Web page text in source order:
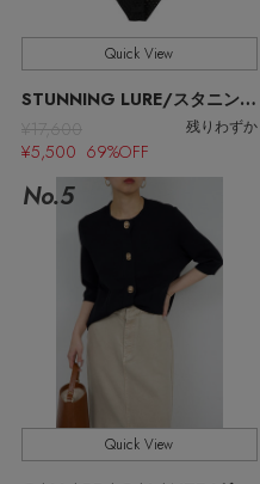
【ペプラム】トレンド
『ELLE』最新号掲載
【ジュエリー】シルバ
パンツ
スカート
ジャケット
ニット
コート
ルームウェア・パジャ
スニーカー
フラットシューズ
レインシューズ
ショルダーバッグ
ハンドバッグ
財布・小物
ボディバッグ・ウェス
クラッチバッグ
ストール・マフラー・
帽子・イヤーマフ
ヘアアクセサリー
スマートフォンケー
アイウェア
ベルト
すべてのアクセサリー
ピアス・イヤリング
ネックレス
バングル・ブレスレッ
リング
コサージュ・ブローチ
アンクレット
ランジェリー
すべてのランジェリー
インナー
スポーツ
すべてのスポーツ
ウェア
シューズ
バッグ・小物
水着・スイムウェア
CONTENTS
特集一覧
NEW IN BRAND
Quick View
STUNNING LURE/スタニングルアー
¥17,600
残りわずか
¥5,500 69%OFF
No.5
Quick View